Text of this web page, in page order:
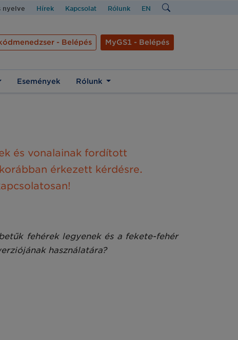
nyelve Hírek Kapcsolat Rólunk EN
- Belépés MyGS1 - Belépés
Események Rólunk
és vonalainak fordított
érkezett kérdésre.
fehérek legyenek és a fekete-fehér
használatára?